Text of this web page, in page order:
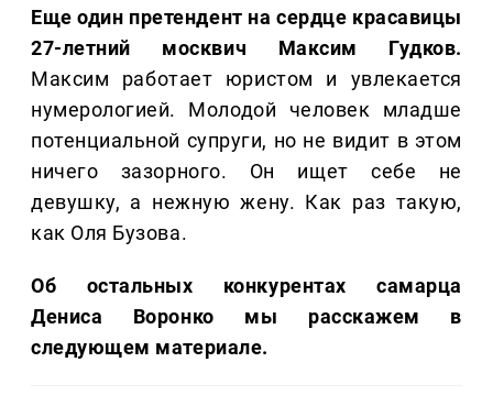
Еще один претендент на сердце красавицы
27-летний москвич Максим Гудков.
Максим работает юристом и увлекается
нумерологией. Молодой человек младше
потенциальной супруги, но не видит в этом
ничего зазорного. Он ищет себе не
девушку, а нежную жену. Как раз такую,
как Оля Бузова.
Об остальных конкурентах самарца
Дениса Воронко мы расскажем в
следующем материале.